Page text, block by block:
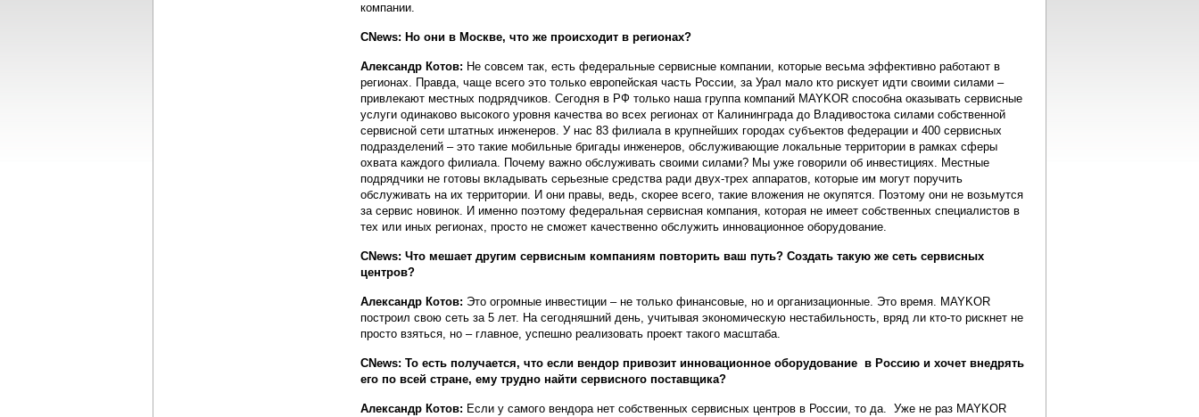
компании.
CNews: Но они в Москве, что же происходит в регионах?
Александр Котов: Не совсем так, есть федеральные сервисные компании, которые весьма эффективно работают в
регионах. Правда, чаще всего это только европейская часть России, за Урал мало кто рискует идти своими силами –
привлекают местных подрядчиков. Сегодня в РФ только наша группа компаний MAYKOR способна оказывать сервисные
услуги одинаково высокого уровня качества во всех регионах от Калининграда до Владивостока силами собственной
сервисной сети штатных инженеров. У нас 83 филиала в крупнейших городах субъектов федерации и 400 сервисных
подразделений – это такие мобильные бригады инженеров, обслуживающие локальные территории в рамках сферы
охвата каждого филиала. Почему важно обслуживать своими силами? Мы уже говорили об инвестициях. Местные
подрядчики не готовы вкладывать серьезные средства ради двух-трех аппаратов, которые им могут поручить
обслуживать на их территории. И они правы, ведь, скорее всего, такие вложения не окупятся. Поэтому они не возьмутся
за сервис новинок. И именно поэтому федеральная сервисная компания, которая не имеет собственных специалистов в
тех или иных регионах, просто не сможет качественно обслужить инновационное оборудование.
CNews: Что мешает другим сервисным компаниям повторить ваш путь? Создать такую же сеть сервисных
центров?
Александр Котов: Это огромные инвестиции – не только финансовые, но и организационные. Это время. MAYKOR
построил свою сеть за 5 лет. На сегодняшний день, учитывая экономическую нестабильность, вряд ли кто-то рискнет не
просто взяться, но – главное, успешно реализовать проект такого масштаба.
CNews: То есть получается, что если вендор привозит инновационное оборудование в Россию и хочет внедрять
его по всей стране, ему трудно найти сервисного поставщика?
Александр Котов: Если у самого вендора нет собственных сервисных центров в России, то да. Уже не раз MAYKOR